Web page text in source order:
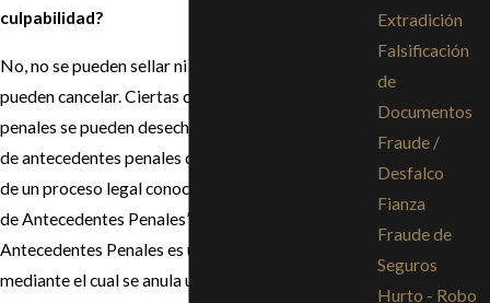
culpabilidad?
No, no se pueden sellar ni destruir pero sí se
pueden cancelar. Ciertas condenas por delitos
penales se pueden desechar o anular de un historial
de antecedentes penales de un individuo a través
de un proceso legal conocido como “Cancelación
de Antecedentes Penales”. Una Cancelación de
Antecedentes Penales es un proceso legal
mediante el cual se anula un veredicto de
Extradición
Falsificación
de
Documentos
Fraude /
Desfalco
Fianza
Fraude de
Seguros
Hurto - Robo